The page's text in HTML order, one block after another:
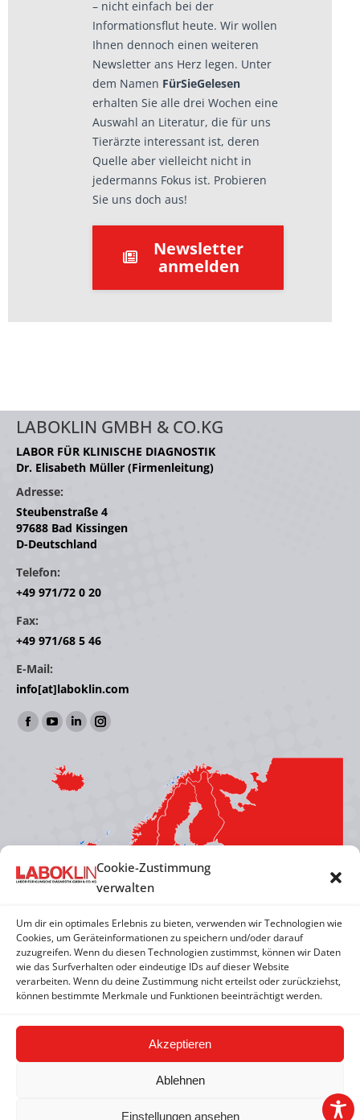
Cookie-Zustimmung
verwalten
Um dir ein optimales Erlebnis zu bieten, verwenden wir Technologien wie
Cookies, um Geräteinformationen zu speichern und/oder darauf
zuzugreifen. Wenn du diesen Technologien zustimmst, können wir Daten
wie das Surfverhalten oder eindeutige IDs auf dieser Website
verarbeiten. Wenn du deine Zustimmung nicht erteilst oder zurückziehst,
können bestimmte Merkmale und Funktionen beeinträchtigt werden.
Akzeptieren
Ablehnen
Einstellungen ansehen
– nicht einfach bei der
Informationsflut heute. Wir wollen
Ihnen dennoch einen weiteren
Newsletter ans Herz legen. Unter
dem Namen FürSieGelesen
erhalten Sie alle drei Wochen eine
Auswahl an Literatur, die für uns
Tierärzte interessant ist, deren
Quelle aber vielleicht nicht in
jedermanns Fokus ist. Probieren
Sie uns doch aus!
Newsletter
anmelden
LABOKLIN GMBH & CO.KG
LABOR FÜR KLINISCHE DIAGNOSTIK
Dr. Elisabeth Müller (Firmenleitung)
Adresse:
Steubenstraße 4
97688 Bad Kissingen
D-Deutschland
Telefon:
+49 971/72 0 20
Fax:
+49 971/68 5 46
E-Mail:
info[at]laboklin.com
Finden Sie uns auf:
Facebook
opens
YouTube
opens
in
Linkedin
opens
in
window
Instagram
window